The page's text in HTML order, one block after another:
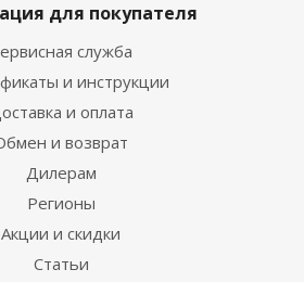
для покупателя
служба
и инструкции
и оплата
и возврат
Дилерам
Регионы
Акции и скидки
Статьи